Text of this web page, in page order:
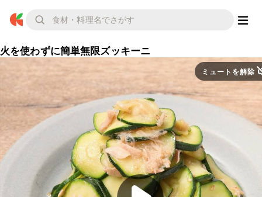
火を使わずに簡単無限ズッキーニ
ミュートを解除